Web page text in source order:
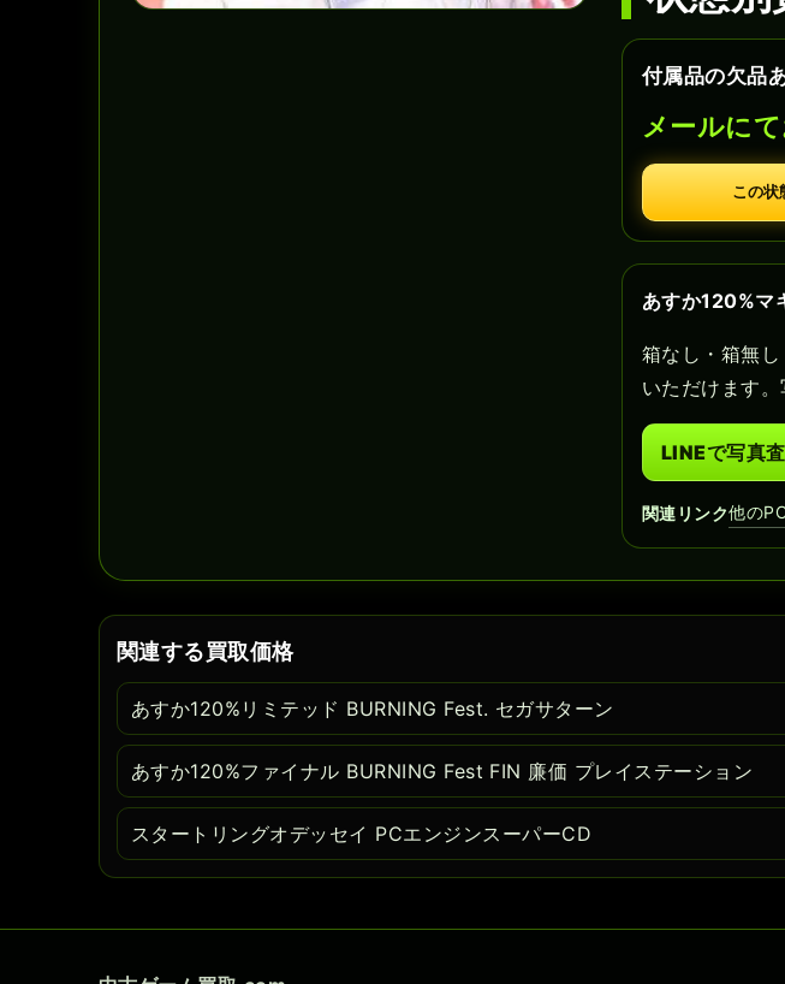
付属品の欠品
メールに
この状
あすか120%マ
箱なし・箱無
いただけます
LINEで写真
関連リンク他の
関連する買取価格
あすか120%リミテッド BURNING Fest. セガサターン
あすか120%ファイナル BURNING Fest FIN 廉価 プレイステーション
スタートリングオデッセイ PCエンジンスーパーCD